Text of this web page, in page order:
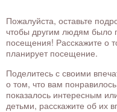
Пожалуйста, оставьте
чтобы другим людям было
посещения! Расскажите о
планирует посещение.
Поделитесь с своими
о том, что вам
показалось интересным
детьми, расскажите об их